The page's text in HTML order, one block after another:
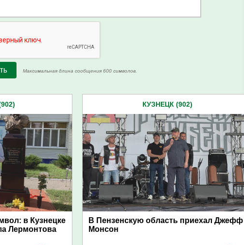
Максимальная длина сообщения 600 символов.
в Кузнецке
Лермонтова
КУЗНЕЦК (902)
В Пензенскую область приехал Джефф
Монсон